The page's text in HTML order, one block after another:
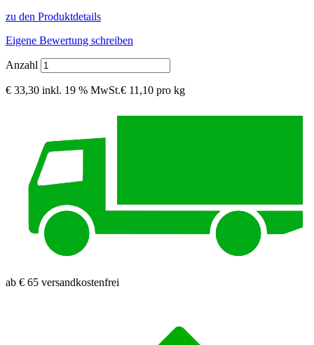
zu den Produktdetails
Eigene Bewertung schreiben
Anzahl
€ 33,30 inkl. 19 % MwSt.€ 11,10 pro kg
ab € 65 versandkostenfrei